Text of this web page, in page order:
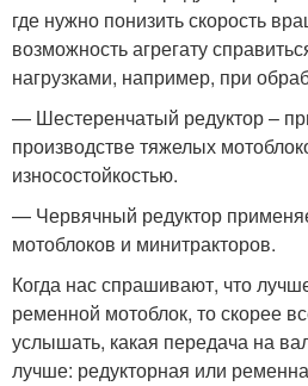
где нужно понизить скорость
возможность агрегату
нагрузками, например, при
— Шестеренчатый редуктор –
производстве тяжелых
износостойкостью.
— Червячный редуктор
мотоблоков и минитракторов.
Когда нас спрашивают, что
ременной мотоблок, то скорее
услышать, какая передача на
лучше: редукторная или